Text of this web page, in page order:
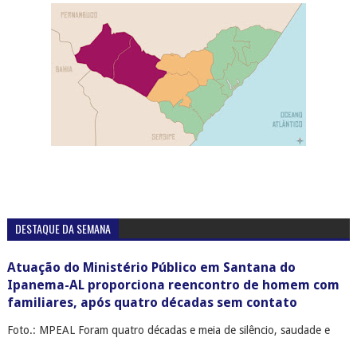
DESTAQUE DA SEMANA
Atuação do Ministério Público em Santana do
Ipanema-AL proporciona reencontro de homem com
familiares, após quatro décadas sem contato
Foto.: MPEAL Foram quatro décadas e meia de silêncio, saudade e